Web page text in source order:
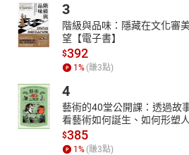
3
階級與品味：隱藏在文化審
望【電子書】
$392
1 % (賺3點)
4
藝術的40堂公開課：透過故
看藝術如何誕生、如何形塑
$385
1 % (賺3點)